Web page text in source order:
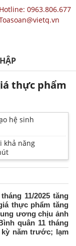
Hotline: 0963.806.677
thực phẩm
hệ sinh
khả năng
11/2025 tăng
thực phẩm tăng
ương chịu ảnh
quân 11 tháng
kỳ năm trước; lạm